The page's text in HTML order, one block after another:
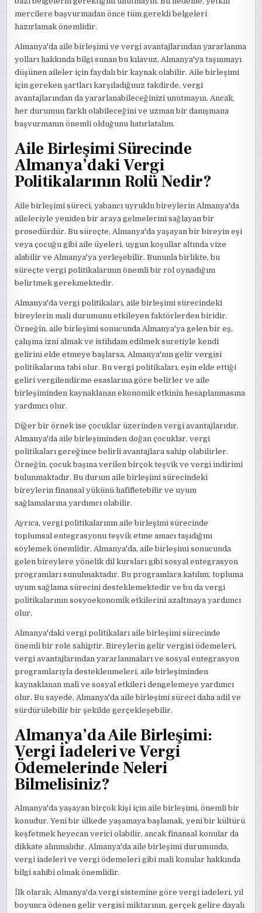
mercilere başvurmadan önce tüm gerekli belgeleri
hazırlamak önemlidir.
Almanya'da aile birleşimi ve vergi avantajlarından yararlanma
yolları hakkında bilgi sunan bu kılavuz, Almanya'ya taşınmayı
düşünen aileler için faydalı bir kaynak olabilir. Aile birleşimi
için gereken şartları karşıladığınız takdirde, vergi
avantajlarından da yararlanabileceğinizi unutmayın. Ancak,
her durumun farklı olabileceğini ve uzman bir danışmana
başvurmanın önemli olduğunu hatırlatalım.
Aile Birleşimi Sürecinde
Almanya’daki Vergi
Politikalarının Rolü Nedir?
Aile birleşimi süreci, yabancı uyruklu bireylerin Almanya'da
aileleriyle yeniden bir araya gelmelerini sağlayan bir
prosedürdür. Bu süreçte, Almanya'da yaşayan bir bireyin eşi
veya çocuğu gibi aile üyeleri, uygun koşullar altında vize
alabilir ve Almanya'ya yerleşebilir. Bununla birlikte, bu
süreçte vergi politikalarının önemli bir rol oynadığını
belirtmek gerekmektedir.
Almanya'da vergi politikaları, aile birleşimi sürecindeki
bireylerin mali durumunu etkileyen faktörlerden biridir.
Örneğin, aile birleşimi sonucunda Almanya'ya gelen bir eş,
çalışma izni almak ve istihdam edilmek suretiyle kendi
gelirini elde etmeye başlarsa, Almanya'nın gelir vergisi
politikalarına tabi olur. Bu vergi politikaları, eşin elde ettiği
geliri vergilendirme esaslarına göre belirler ve aile
birleşiminden kaynaklanan ekonomik etkinin hesaplanmasına
yardımcı olur.
Diğer bir örnek ise çocuklar üzerinden vergi avantajlarıdır.
Almanya'da aile birleşiminden doğan çocuklar, vergi
politikaları gereğince belirli avantajlara sahip olabilirler.
Örneğin, çocuk başına verilen birçok teşvik ve vergi indirimi
bulunmaktadır. Bu durum aile birleşimi sürecindeki
bireylerin finansal yükünü hafifletebilir ve uyum
sağlamalarına yardımcı olabilir.
Ayrıca, vergi politikalarının aile birleşimi sürecinde
toplumsal entegrasyonu teşvik etme amacı taşıdığını
söylemek önemlidir. Almanya'da, aile birleşimi sonucunda
gelen bireylere yönelik dil kursları gibi sosyal entegrasyon
programları sunulmaktadır. Bu programlara katılım, topluma
uyum sağlama sürecini desteklemektedir ve bu da vergi
politikalarının sosyoekonomik etkilerini azaltmaya yardımcı
olur.
Almanya'daki vergi politikaları aile birleşimi sürecinde
önemli bir role sahiptir. Bireylerin gelir vergisi ödemeleri,
vergi avantajlarından yararlanmaları ve sosyal entegrasyon
programlarıyla desteklenmeleri, aile birleşiminden
kaynaklanan mali ve sosyal etkileri dengelemeye yardımcı
olur. Bu sayede, Almanya'da aile birleşimi süreci daha adil ve
sürdürülebilir bir şekilde gerçekleşebilir.
Almanya’da Aile Birleşimi:
Vergi İadeleri ve Vergi
Ödemelerinde Neleri
Bilmelisiniz?
Almanya'da yaşayan birçok kişi için aile birleşimi, önemli bir
konudur. Yeni bir ülkede yaşamaya başlamak, yeni bir kültürü
keşfetmek heyecan verici olabilir, ancak finansal konular da
dikkate alınmalıdır. Almanya'da aile birleşimi durumunda,
vergi iadeleri ve vergi ödemeleri gibi mali konular hakkında
bilgi sahibi olmak önemlidir.
İlk olarak, Almanya'da vergi sistemine göre vergi iadeleri, yıl
boyunca ödenen gelir vergisi miktarının, gerçek gelire dayalı